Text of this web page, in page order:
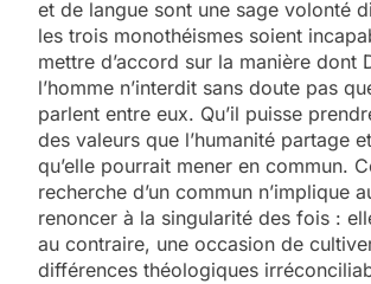
et de langue sont une sage volonté
les trois monothéismes soient
mettre d’accord sur la manière dont
l’homme n’interdit sans doute pas
parlent entre eux. Qu’il puisse
des valeurs que l’humanité partage
qu’elle pourrait mener en commun.
recherche d’un commun n’implique
renoncer à la singularité des fois :
au contraire, une occasion de
différences théologiques